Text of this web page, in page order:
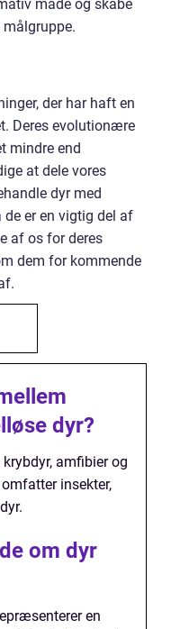
måde og skabe
der har haft en
Deres evolutionære
mindre end
at dele vores
dyr med
er en vigtig del af
af os for deres
dem for kommende
dyr?
amfibier og
insekter,
om dyr
en